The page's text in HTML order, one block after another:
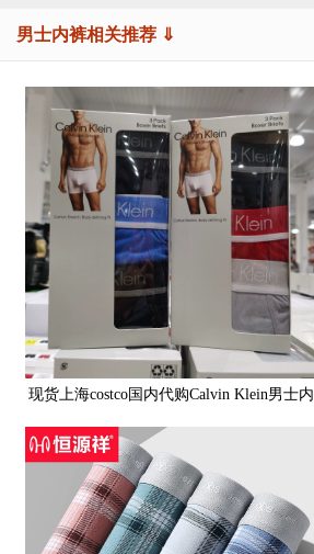
男士内裤相关推荐 ⇓
现货上海costco国内代购Calvin Klein男士内
裤CK平角裤3条装